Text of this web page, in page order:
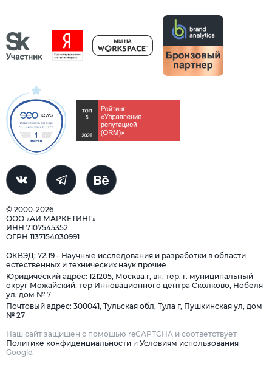
© 2000-2026
ООО «АИ МАРКЕТИНГ»
ИНН 7107545352
ОГРН 1137154030991
ОКВЭД: 72.19 - Научные исследования и разработки в области
естественных и технических наук прочие
Юридический адрес: 121205, Москва г, вн. тер. г. муниципальный
округ Можайский, тер Инновационного центра Сколково, Нобеля
ул, дом № 7
Почтовый адрес: 300041, Тульская обл, Тула г, Пушкинская ул, дом
№ 27
Наш сайт защищен с помощью reCAPTCHA и соответствует
Политике конфиденциальности и Условиям использования
Google.